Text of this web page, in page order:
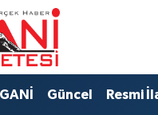
Güncel Resmi